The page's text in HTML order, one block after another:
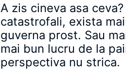
A zis cineva asa
catastrofali, exista
guverna prost. Sau
mai bun lucru de la
perspectiva nu strica.